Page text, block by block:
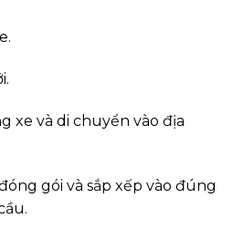
xe và di chuyển vào địa
gói và sắp xếp vào đúng